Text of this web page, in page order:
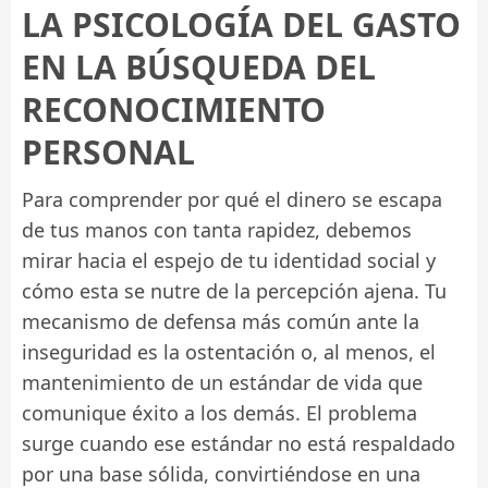
LA PSICOLOGÍA DEL GASTO
EN LA BÚSQUEDA DEL
RECONOCIMIENTO
PERSONAL
Para comprender por qué el dinero se escapa
de tus manos con tanta rapidez, debemos
mirar hacia el espejo de tu identidad social y
cómo esta se nutre de la percepción ajena. Tu
mecanismo de defensa más común ante la
inseguridad es la ostentación o, al menos, el
mantenimiento de un estándar de vida que
comunique éxito a los demás. El problema
surge cuando ese estándar no está respaldado
por una base sólida, convirtiéndose en una